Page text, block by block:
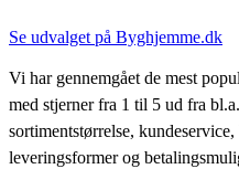
Se udvalget på Byghjemme.dk
Vi har gennemgået de mest
med stjerner fra 1 til 5 ud fra
sortimentstørrelse,
leveringsformer og